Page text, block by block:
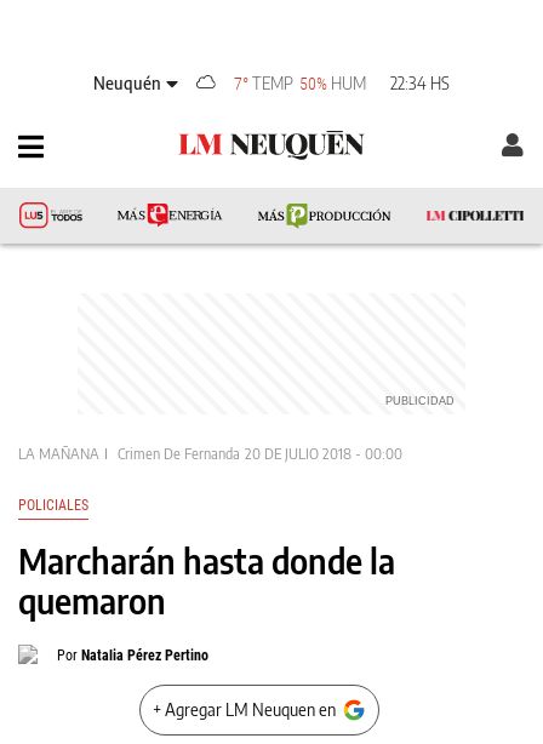
Neuquén 7°TEMP 50% HUM 22:34 HS
LA MAÑANA Crimen De Fernanda 20 DE JULIO 2018 - 00:00
POLICIALES
Marcharán hasta donde la
quemaron
Por Natalia Pérez Pertino
+ Agregar LM Neuquen en